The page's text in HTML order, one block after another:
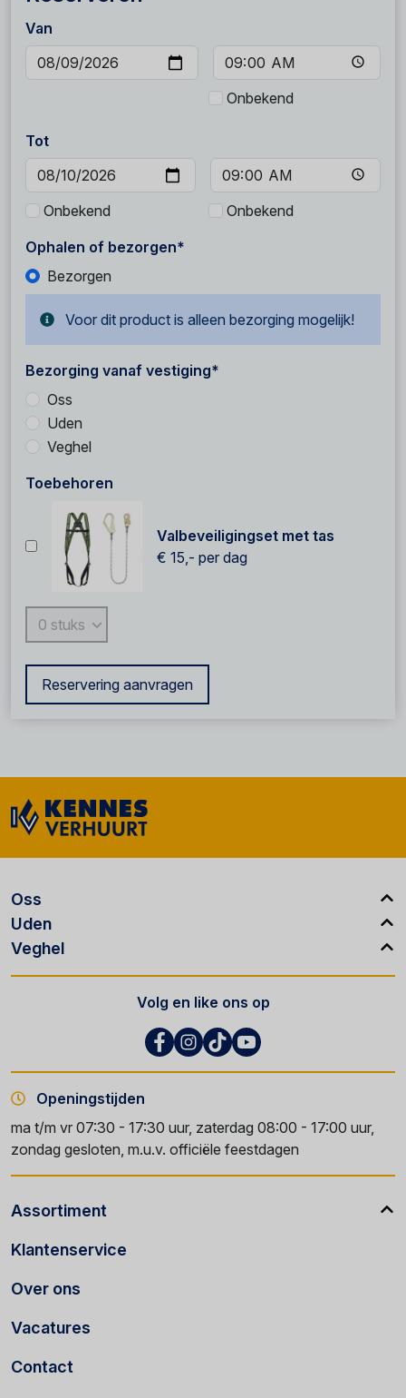
Van
Onbekend
Tot
Onbekend
Onbekend
Ophalen of bezorgen*
Bezorgen
Voor dit product is alleen bezorging mogelijk!
Bezorging vanaf vestiging*
Oss
Uden
Veghel
Toebehoren
Valbeveiligingset met tas
€ 15,- per dag
Reservering aanvragen
Oss
Uden
Veghel
Volg en like ons op
Openingstijden
ma t/m vr 07:30 - 17:30 uur, zaterdag 08:00 - 17:00 uur,
zondag gesloten, m.u.v. officiële feestdagen
Assortiment
Klantenservice
Over ons
Vacatures
Contact